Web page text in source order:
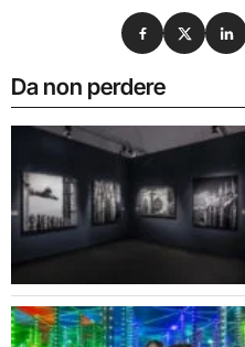
Da non perdere
Condividi su